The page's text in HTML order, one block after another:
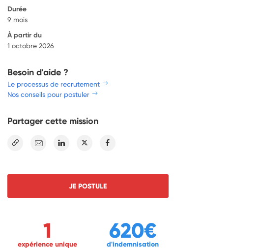
Durée
9 mois
À partir du
1 octobre 2026
Besoin d'aide ?
Le processus de recrutement
Nos conseils pour postuler
Partager cette mission
E-mail Linkedin Twitter
JE POSTULE
1
expérience unique
620€
d'indemnisation